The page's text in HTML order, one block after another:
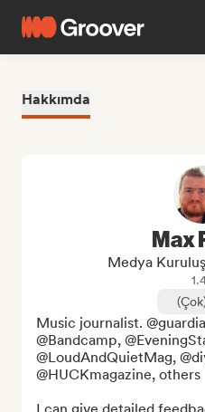
Hakkımda
Max
Medya
Music journalist.
@Bandcamp,
@LoudAndQuietMag,
@HUCKmagazine, others